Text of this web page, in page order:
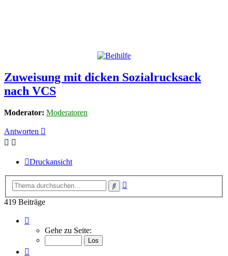
Zuweisung mit dicken Sozialrucksack
nach VCS
Moderator: Moderatoren
Antworten
Druckansicht
Suche
419 Beiträge
19
von
Gehe zu Seite: